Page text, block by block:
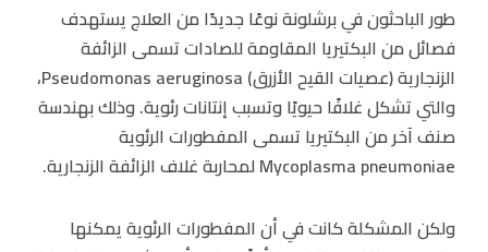
طور الباحثون في برشلونة نوعًا جديدًا من العلاج يستهدف
فصائل من البكتيريا المقاومة للصادات تسمى الزائفة
الزنجارية (عصيات القيح الأزرق) Pseudomonas aeruginosa،
والتي تشكل غلافًا حيويًا وتسبب إنتانات رئوية. وذلك بهندسة
صنف آخر من البكتيريا تسمى المفطورات الرئوية
Mycoplasma pneumoniae لمحاربة غلاف الزائفة الزنجارية.
ولكن المشكلة كانت في أن المفطورات الرئوية يمكنها